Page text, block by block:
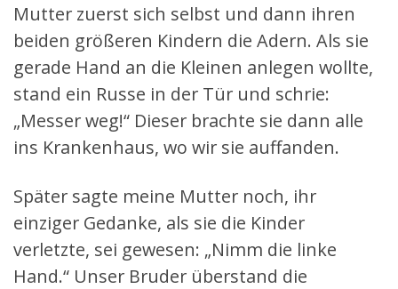
Mutter zuerst sich selbst und dann ihren
beiden größeren Kindern die Adern. Als sie
gerade Hand an die Kleinen anlegen wollte,
stand ein Russe in der Tür und schrie:
„Messer weg!“ Dieser brachte sie dann alle
ins Krankenhaus, wo wir sie auffanden.
Später sagte meine Mutter noch, ihr
einziger Gedanke, als sie die Kinder
verletzte, sei gewesen: „Nimm die linke
Hand.“ Unser Bruder überstand die